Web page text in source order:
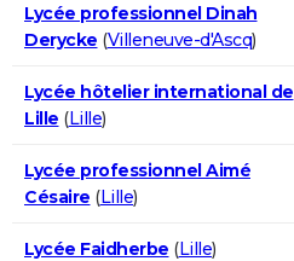
Lycée professionnel Dinah
Derycke (Villeneuve-d'Ascq)
Lycée hôtelier international de
Lille (Lille)
Lycée professionnel Aimé
Césaire (Lille)
Lycée Faidherbe (Lille)